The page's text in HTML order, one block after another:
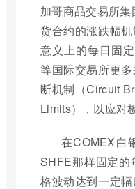
加哥商品交易所
货合约的涨跌幅
意义上的每日固
等国际交易所更
断机制（Circuit
Limits），以应对
在COMEX白
SHFE那样固定
格波动达到一定